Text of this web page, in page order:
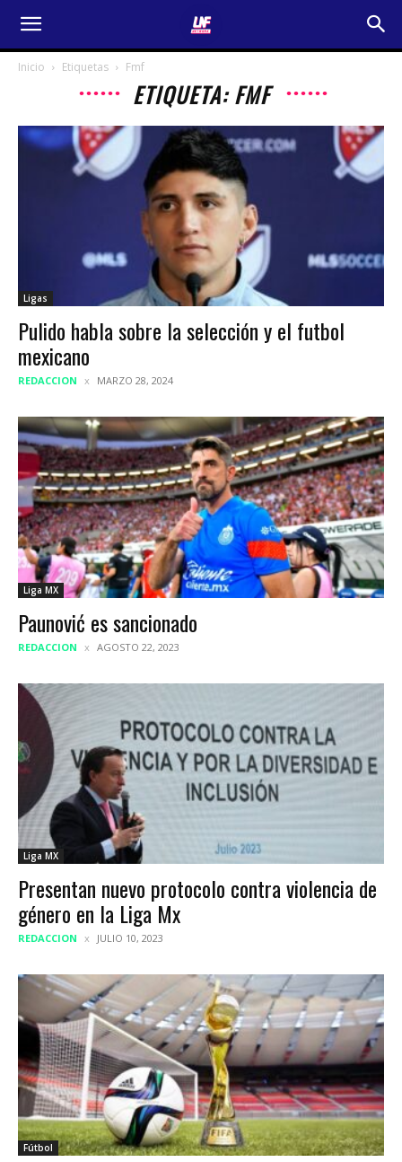
Inicio Etiquetas Fmf
ETIQUETA: FMF
Ligas
Pulido habla sobre la selección y el futbol
mexicano
REDACCION MARZO 28, 2024
Liga MX
Paunović es sancionado
REDACCION AGOSTO 22, 2023
Liga MX
Presentan nuevo protocolo contra violencia de
género en la Liga Mx
REDACCION JULIO 10, 2023
Fútbol